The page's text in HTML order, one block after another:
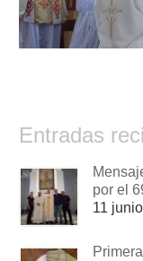
Entradas
por el
11